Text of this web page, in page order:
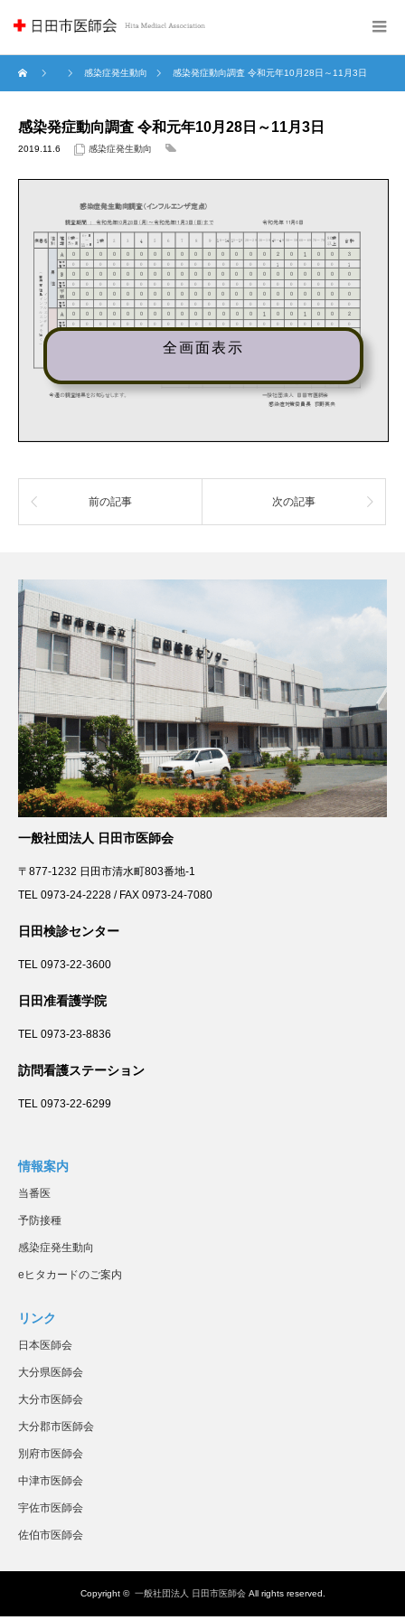
感染症発生動向 感染発症動向調査 令和元年10月28日～11月3日
感染発症動向調査 令和元年10月28日～11月3日
2019.11.6 感染症発生動向
全画面表示
前の記事 次の記事
一般社団法人 日田市医師会
〒877-1232 日田市清水町803番地-1
TEL 0973-24-2228 / FAX 0973-24-7080
日田検診センター
TEL 0973-22-3600
日田准看護学院
TEL 0973-23-8836
訪問看護ステーション
TEL 0973-22-6299
情報案内
当番医
予防接種
感染症発生動向
eヒタカードのご案内
リンク
日本医師会
大分県医師会
大分市医師会
大分郡市医師会
別府市医師会
中津市医師会
宇佐市医師会
佐伯市医師会
Copyright © 一般社団法人 日田市医師会All rights reserved.